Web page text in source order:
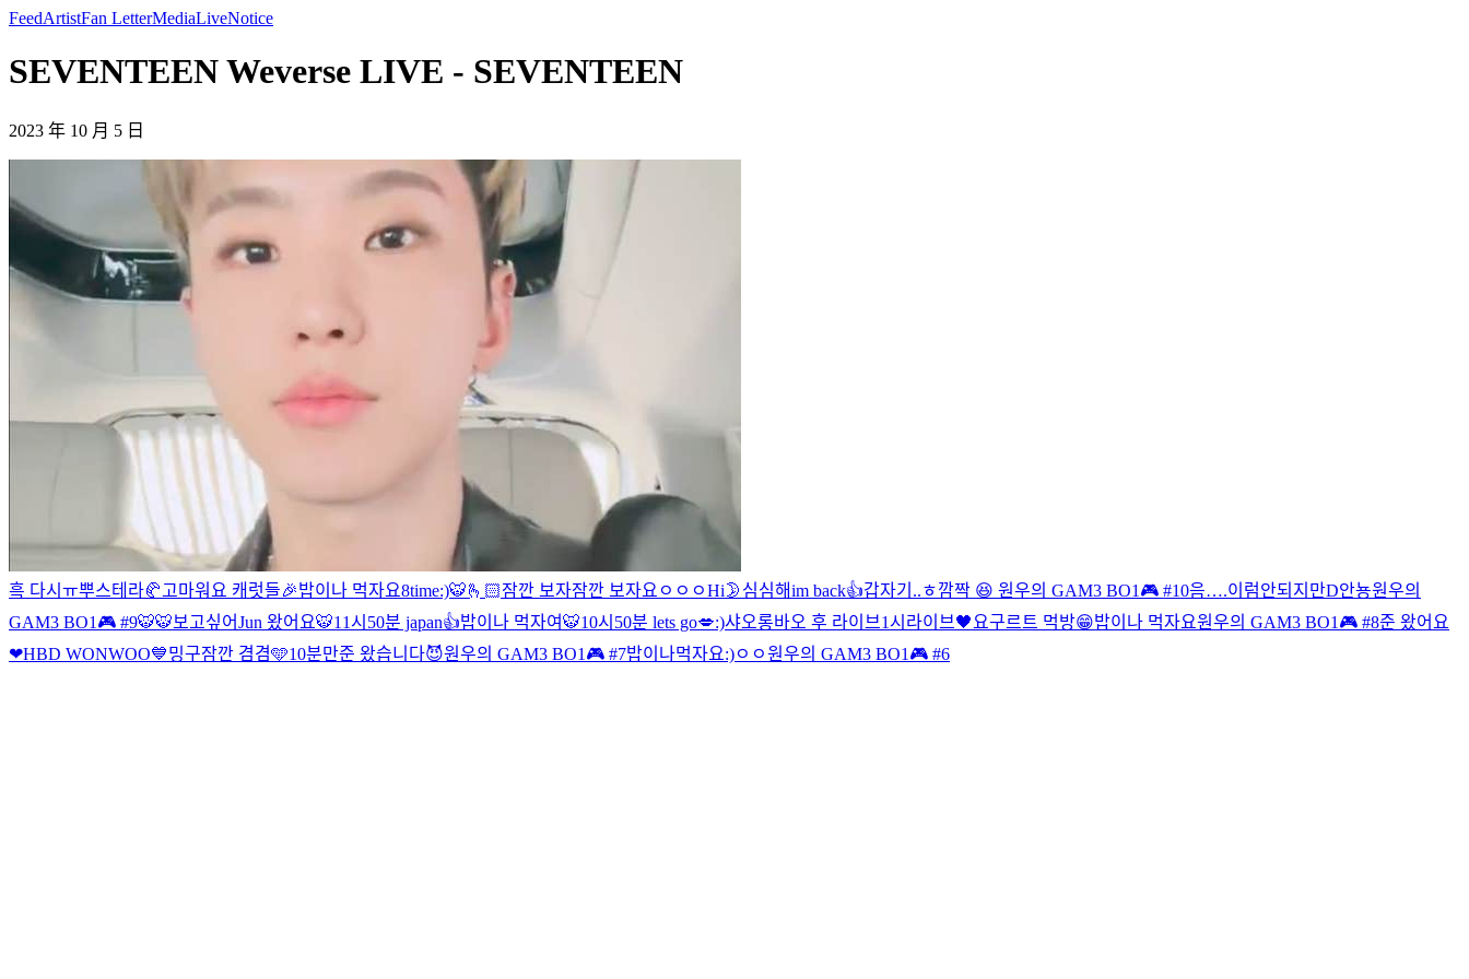
FeedArtistFan LetterMediaLiveNotice
SEVENTEEN Weverse LIVE - SEVENTEEN
2023 年 10 月 5 日
흑 다시ㅠ뿌스테라🥐 고마워요 캐럿들🎉밥이나 먹자요8time:)🐯🫰🏻잠깐 보자잠깐 보자요 ㅇ ㅇ ㅇHi🌛 심심해im back👍갑자기..ㅎ깜짝 😆 원우의 GAM3 BO1🎮 #10음….이럼안되지만D안뇽원우의
GAM3 BO1🎮 #9🐯🐯보고싶어Jun 왔어요🐯11시50분 japan👍밥이나 먹자여🐯10시50분 lets go💋:)샤오롱바오 후 라이브1시라이브🖤 요구르트 먹방😁밥이나 먹자요원우의 GAM3 BO1🎮 #8준 왔어요
❤HBD WONWOO💙밍구잠깐 겸겸🩵10분만준 왔습니다😈원우의 GAM3 BO1🎮 #7밥이나먹자요:)ㅇ ㅇ원우의 GAM3 BO1🎮 #6